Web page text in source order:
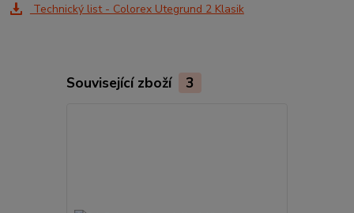
Technický list - Colorex Utegrund 2 Klasik
Související zboží 3